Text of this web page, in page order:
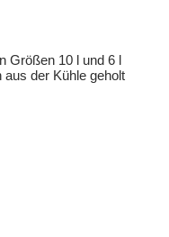
Größen 10 l und 6 l
der Kühle geholt